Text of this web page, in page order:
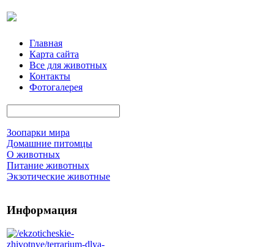
Главная
Карта сайта
Все для животных
Контакты
Фотогалерея
Зоопарки мира
Домашние питомцы
О животных
Питание животных
Экзотические животные
Информация